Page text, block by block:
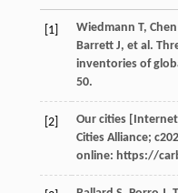
[1]
Wiedmann T,
Barrett J, et al.
inventories of
50.
[2]
Our cities
Cities Alliance;
online: https://